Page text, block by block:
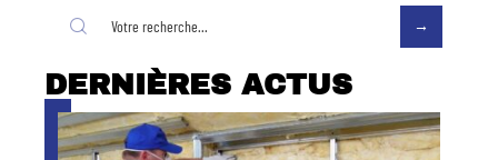
DERNIÈRES ACTUS